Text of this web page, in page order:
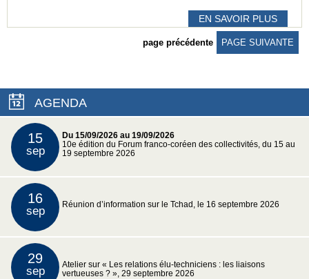
EN SAVOIR PLUS
page précédente PAGE SUIVANTE
AGENDA
15
sep
Du 15/09/2026 au 19/09/2026
10e édition du Forum franco-coréen des collectivités, du 15 au
19 septembre 2026
16
sep Réunion d’information sur le Tchad, le 16 septembre 2026
29
sep
Atelier sur « Les relations élu-techniciens : les liaisons
vertueuses ? », 29 septembre 2026